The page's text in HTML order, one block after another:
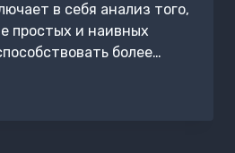
в себя анализ того,
простых и наивных
более…